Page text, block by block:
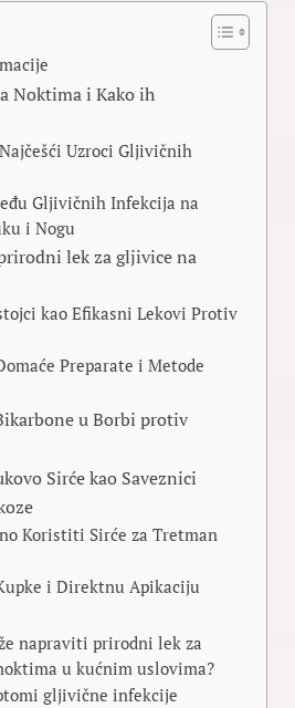
Noktima i Kako ih
Uzroci Gljivičnih
Gljivičnih Infekcija na
i Nogu
lek za gljivice na
kao Efikasni Lekovi Protiv
Preparate i Metode
u Borbi protiv
Sirće kao Saveznici
Koristiti Sirće za Tretman
i Direktnu Apikaciju
napraviti prirodni lek za
u kućnim uslovima?
gljivične infekcije